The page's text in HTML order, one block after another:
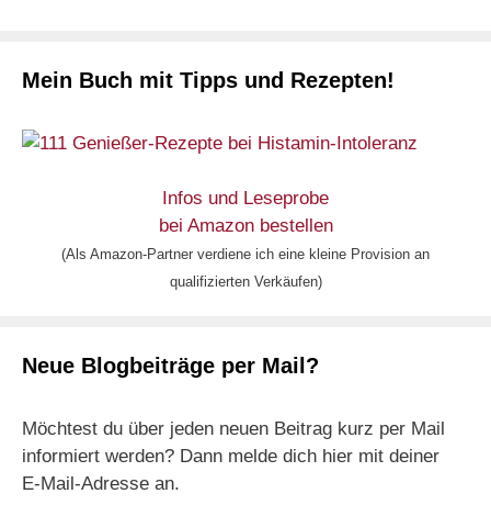
Mein Buch mit Tipps und Rezepten!
Infos und Leseprobe
bei Amazon bestellen
(Als Amazon-Partner verdiene ich eine kleine Provision an
qualifizierten Verkäufen)
Neue Blogbeiträge per Mail?
Möchtest du über jeden neuen Beitrag kurz per Mail
informiert werden? Dann melde dich hier mit deiner
E-Mail-Adresse an.